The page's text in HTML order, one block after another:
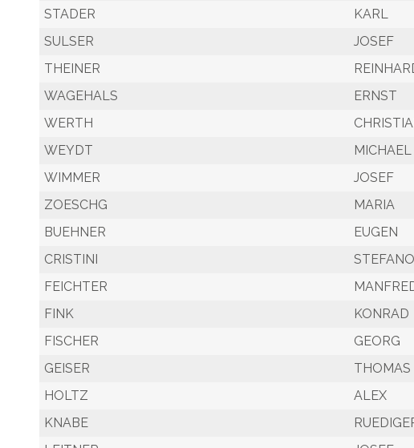
STADER
KARL
SULSER
JOSEF
THEINER
WAGEHALS
ERNST
WERTH
WEYDT
MICHAEL
WIMMER
JOSEF
ZOESCHG
MARIA
BUEHNER
EUGEN
CRISTINI
STEFANO
FEICHTER
FINK
KONRAD
FISCHER
GEORG
GEISER
THOMAS
HOLTZ
ALEX
KNABE